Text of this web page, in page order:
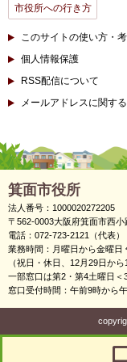
市役所への行き方
このサイトの使い方・
個人情報保護
RSS配信について
メールアドレスに関す
箕面市役所
法人番号：1000020272205
〒562-0003大阪府箕面市西
電話：072-723-2121（代表）
業務時間：月曜日から金曜日
（祝日・休日、12月29日から
一部窓口は第2・第4土曜日＜
窓口受付時間：午前9時から